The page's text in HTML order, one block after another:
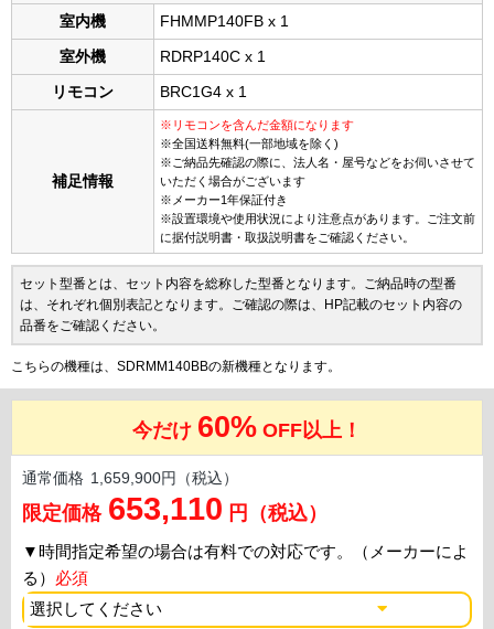
室内機 FHMMP140FB x 1
室外機 RDRP140C x 1
リモコン BRC1G4 x 1
補足情報
※リモコンを含んだ金額になります
※全国送料無料(一部地域を除く)
※ご納品先確認の際に、法人名・屋号などをお伺いさせて
いただく場合がございます
※メーカー1年保証付き
※設置環境や使用状況により注意点があります。ご注文前
に据付説明書・取扱説明書をご確認ください。
セット型番とは、セット内容を総称した型番となります。ご納品時の型番
は、それぞれ個別表記となります。ご確認の際は、HP記載のセット内容の
品番をご確認ください。
こちらの機種は、SDRMM140BBの新機種となります。
今だけ 60% OFF以上！
通常価格 1,659,900円（税込）
限定価格 653,110 円（税込）
▼時間指定希望の場合は有料での対応です。（メーカーによ
る） 必須